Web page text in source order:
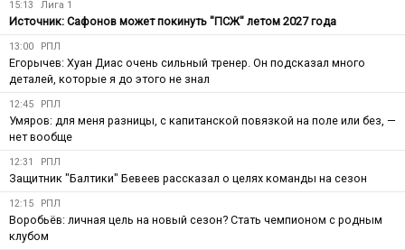
15:13 Лига 1
Источник: Сафонов может покинуть "ПСЖ" летом 2027 года
13:00 РПЛ
Егорычев: Хуан Диас очень сильный тренер. Он подсказал много
деталей, которые я до этого не знал
12:45 РПЛ
Умяров: для меня разницы, с капитанской повязкой на поле или без, —
нет вообще
12:31 РПЛ
Защитник "Балтики" Бевеев рассказал о целях команды на сезон
12:15 РПЛ
Воробьёв: личная цель на новый сезон? Стать чемпионом с родным
клубом